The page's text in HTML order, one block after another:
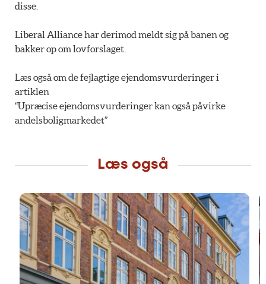
disse.
Liberal Alliance har derimod meldt sig på banen og
bakker op om lovforslaget.
Læs også om de fejlagtige ejendomsvurderinger i
artiklen
“Upræcise ejendomsvurderinger kan også påvirke
andelsboligmarkedet”
Læs også